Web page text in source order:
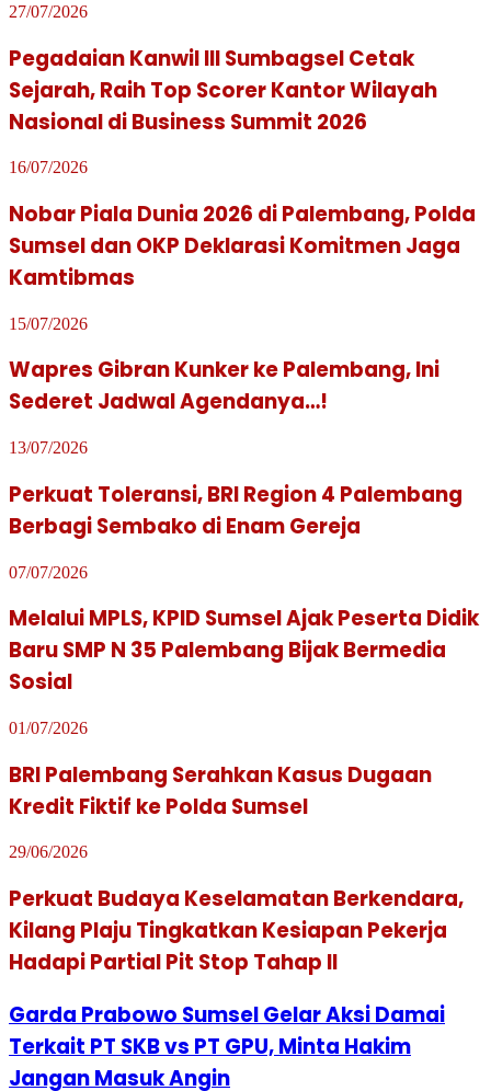
27/07/2026
Pegadaian Kanwil III Sumbagsel Cetak
Sejarah, Raih Top Scorer Kantor Wilayah
Nasional di Business Summit 2026
16/07/2026
Nobar Piala Dunia 2026 di Palembang, Polda
Sumsel dan OKP Deklarasi Komitmen Jaga
Kamtibmas
15/07/2026
Wapres Gibran Kunker ke Palembang, Ini
Sederet Jadwal Agendanya…!
13/07/2026
Perkuat Toleransi, BRI Region 4 Palembang
Berbagi Sembako di Enam Gereja
07/07/2026
Melalui MPLS, KPID Sumsel Ajak Peserta Didik
Baru SMP N 35 Palembang Bijak Bermedia
Sosial
01/07/2026
BRI Palembang Serahkan Kasus Dugaan
Kredit Fiktif ke Polda Sumsel
29/06/2026
Perkuat Budaya Keselamatan Berkendara,
Kilang Plaju Tingkatkan Kesiapan Pekerja
Hadapi Partial Pit Stop Tahap II
Garda Prabowo Sumsel Gelar Aksi Damai
Terkait PT SKB vs PT GPU, Minta Hakim
Jangan Masuk Angin